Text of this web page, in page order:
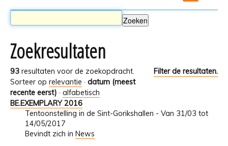
Zoekresultaten
93 resultaten voor de zoekopdracht.
Filter de resultaten.
Sorteer op relevantie · datum (meest
recente eerst) · alfabetisch
BE.EXEMPLARY 2016
Tentoonstelling in de Sint-Gorikshallen - Van 31/03 tot
14/05/2017
Bevindt zich in News